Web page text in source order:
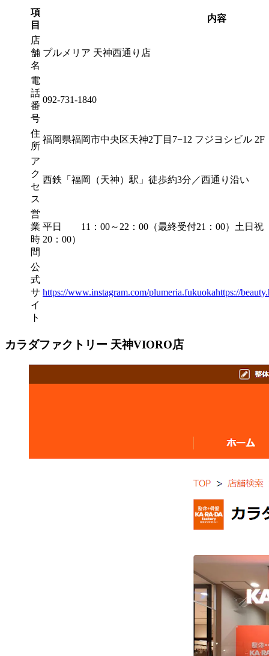
項
目
内容
店
舗
名
プルメリア 天神西通り店
電
話
番
号
092-731-1840
住
所
福岡県福岡市中央区天神2丁目7−12 フジヨシビル 2F
ア
ク
セ
ス
西鉄「福岡（天神）駅」徒歩約3分／西通り沿い
営
業
時
間
平日 11：00～22：00（最終受付21：00）土日祝
20：00）
公
式
サ
イ
ト
https://www.instagram.com/plumeria.fukuokahttps://
カラダファクトリー 天神VIORO店